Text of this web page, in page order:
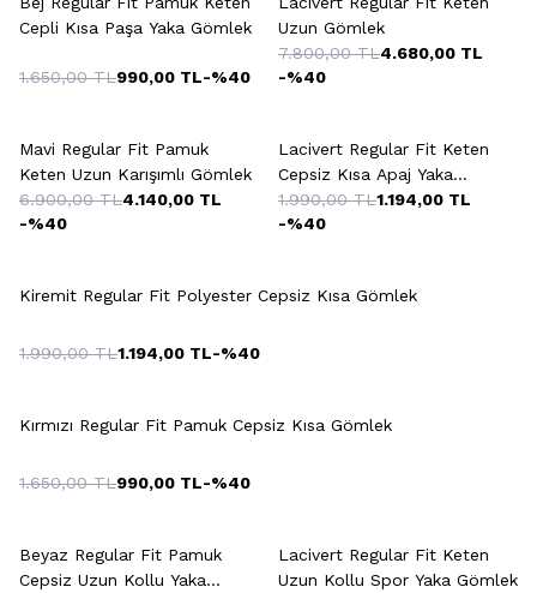
Cepli Kısa Paşa Yaka Gömlek
1.650,00TL990,00 TL-%40
Uzun Gömlek
7.800,00TL4.680,00 TL
-%40
Mavi Regular Fit Pamuk
Keten Uzun Karışımlı Gömlek
6.900,00TL4.140,00 TL
-%40
Lacivert Regular Fit Keten
Cepsiz Kısa Apaj Yaka
Gömlek
1.990,00TL1.194,00 TL
-%40
Kiremit Regular Fit Polyester Cepsiz Kısa Gömlek
1.990,00TL1.194,00 TL-%40
Kırmızı Regular Fit Pamuk Cepsiz Kısa Gömlek
1.650,00TL990,00 TL-%40
Beyaz Regular Fit Pamuk
Cepsiz Uzun Kollu Yaka
Lacivert Regular Fit Keten
Uzun Kollu Spor Yaka Gömlek